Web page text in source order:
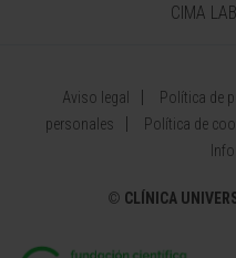
CIMA
Aviso legal Política de
personales
Política de
© CLÍNICA